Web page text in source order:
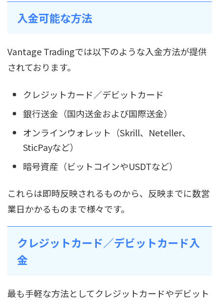
入金可能な方法
Vantage Tradingでは以下のような入金方法が提供
されております。
クレジットカード／デビットカード
銀行送金（国内送金および国際送金）
オンラインウォレット（Skrill、Neteller、
SticPayなど）
暗号資産（ビットコインやUSDTなど）
これらは即時反映されるものから、反映までに数営
業日かかるものまで様々です。
クレジットカード／デビットカード入
金
最も手軽な方法としてクレジットカードやデビット